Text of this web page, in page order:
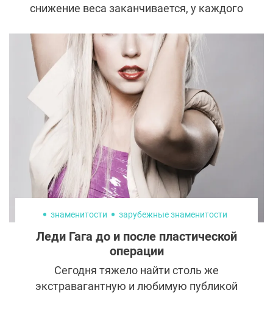
снижение веса заканчивается, у каждого
необходимости преобразования контуров
тела: почти у всех пациентов после
бариатрической операции на теле в
разных областях появляются
значительные избыточные дряблые
кожно-жировые складки.
знаменитости зарубежные знаменитости
Леди Гага до и после пластической
операции
Сегодня тяжело найти столь же
экстравагантную и любимую публикой